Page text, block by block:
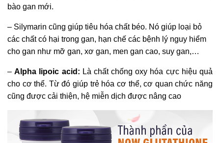
bào gan mới.
– Silymarin cũng giúp tiêu hóa chất béo. Nó giúp loại bỏ
các chất có hại trong gan, hạn chế các bệnh lý nguy hiểm
cho gan như mỡ gan, xơ gan, men gan cao, suy gan,…
–Alpha lipoic acid: Là chất chống oxy hóa cực hiệu quả
cho cơ thể. Từ đó giúp trẻ hóa cơ thể, cơ quan chức năng
cũng được cải thiện, hệ miễn dịch được nâng cao